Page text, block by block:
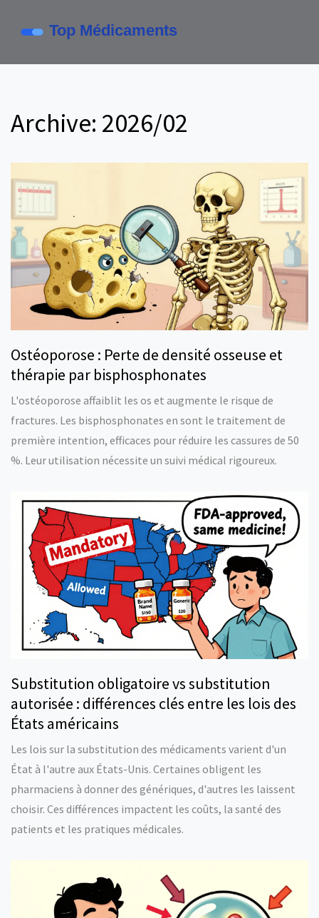
Archive: 2026/02
Ostéoporose : Perte de densité osseuse et
thérapie par bisphosphonates
L'ostéoporose affaiblit les os et augmente le risque de
fractures. Les bisphosphonates en sont le traitement de
première intention, efficaces pour réduire les cassures de 50
%. Leur utilisation nécessite un suivi médical rigoureux.
Substitution obligatoire vs substitution
autorisée : différences clés entre les lois des
États américains
Les lois sur la substitution des médicaments varient d'un
État à l'autre aux États-Unis. Certaines obligent les
pharmaciens à donner des génériques, d'autres les laissent
choisir. Ces différences impactent les coûts, la santé des
patients et les pratiques médicales.